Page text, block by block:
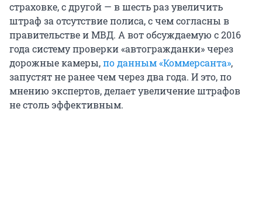
страховке, с другой — в шесть раз увеличить
штраф за отсутствие полиса, с чем согласны в
правительстве и МВД. А вот обсуждаемую с 2016
года систему проверки «автогражданки» через
дорожные камеры,по данным «Коммерсанта»,
запустят не ранее чем через два года. И это, по
мнению экспертов, делает увеличение штрафов
не столь эффективным.